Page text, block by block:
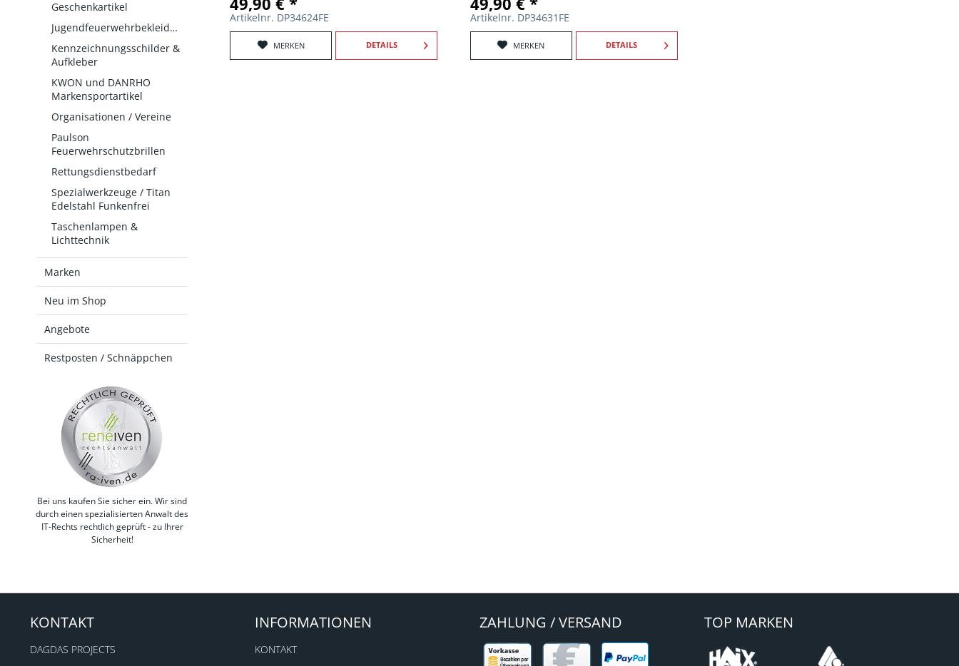
Geschenkartikel
Jugendfeuerwehrbekleidung
Kennzeichnungsschilder &
Aufkleber
KWON und DANRHO
Markensportartikel
Organisationen / Vereine
Paulson
Feuerwehrschutzbrillen
Rettungsdienstbedarf
Spezialwerkzeuge / Titan
Edelstahl Funkenfrei
Taschenlampen &
Lichttechnik
Marken
Neu im Shop
Angebote
Restposten / Schnäppchen
Bei uns kaufen Sie sicher ein. Wir sind
durch einen spezialisierten Anwalt des
IT-Rechts rechtlich geprüft - zu Ihrer
Sicherheit!
Artikelnr. DP34624FE
MERKEN DETAILS
Artikelnr. DP34631FE
MERKEN DETAILS
KONTAKT
DAGDAS PROJECTS
INFORMATIONEN
KONTAKT
ZAHLUNG / VERSAND TOP MARKEN